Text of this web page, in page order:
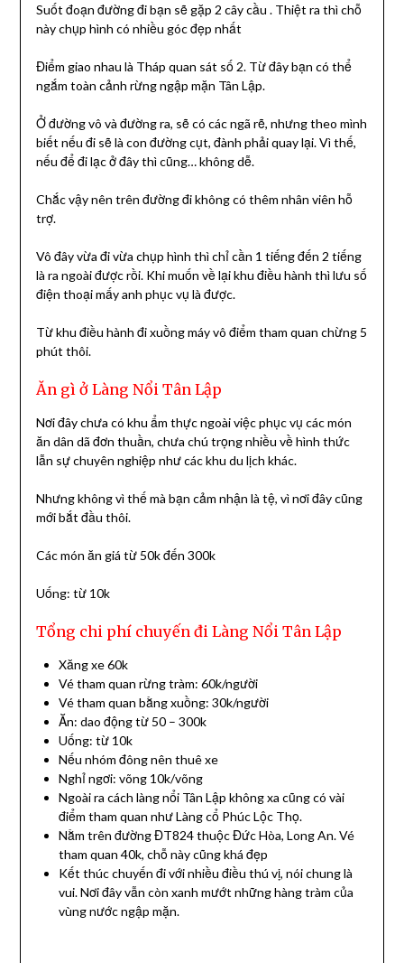
Suốt đoạn đường đi bạn sẽ gặp 2 cây cầu . Thiệt ra thì chỗ
này chụp hình có nhiều góc đẹp nhất
Điểm giao nhau là Tháp quan sát số 2. Từ đây bạn có thể
ngắm toàn cảnh rừng ngập mặn Tân Lập.
Ở đường vô và đường ra, sẽ có các ngã rẽ, nhưng theo mình
biết nếu đi sẽ là con đường cụt, đành phải quay lại. Vì thế,
nếu để đi lạc ở đây thì cũng… không dễ.
Chắc vậy nên trên đường đi không có thêm nhân viên hỗ
trợ.
Vô đây vừa đi vừa chụp hình thì chỉ cần 1 tiếng đến 2 tiếng
là ra ngoài được rồi. Khi muốn về lại khu điều hành thì lưu số
điện thoại mấy anh phục vụ là được.
Từ khu điều hành đi xuồng máy vô điểm tham quan chừng 5
phút thôi.
Ăn gì ở Làng Nổi Tân Lập
Nơi đây chưa có khu ẩm thực ngoài việc phục vụ các món
ăn dân dã đơn thuần, chưa chú trọng nhiều về hình thức
lẫn sự chuyên nghiệp như các khu du lịch khác.
Nhưng không vì thế mà bạn cảm nhận là tệ, vì nơi đây cũng
mới bắt đầu thôi.
Các món ăn giá từ 50k đến 300k
Uống: từ 10k
Tổng chi phí chuyến đi Làng Nổi Tân Lập
Xăng xe 60k
Vé tham quan rừng tràm: 60k/người
Vé tham quan bằng xuồng: 30k/người
Ăn: dao động từ 50 – 300k
Uống: từ 10k
Nếu nhóm đông nên thuê xe
Nghỉ ngơi: võng 10k/võng
Ngoài ra cách làng nổi Tân Lập không xa cũng có vài
điểm tham quan như Làng cổ Phúc Lộc Thọ.
Nằm trên đường ĐT824 thuộc Đức Hòa, Long An. Vé
tham quan 40k, chỗ này cũng khá đẹp
Kết thúc chuyến đi với nhiều điều thú vị, nói chung là
vui. Nơi đây vẫn còn xanh mướt những hàng tràm của
vùng nước ngập mặn.